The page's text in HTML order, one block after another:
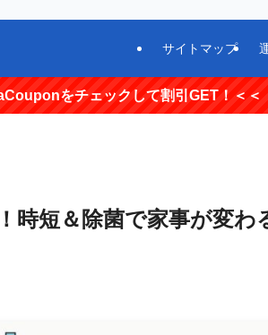
サイトマップ
クして割引GET！＜＜
時短＆除菌で家事が変わ